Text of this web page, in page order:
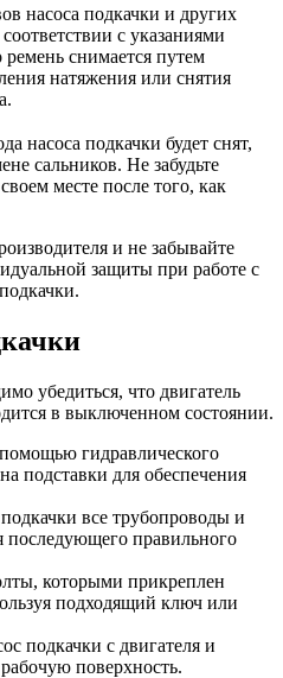
насоса подкачки и других
с указаниями
снимается путем
натяжения или снятия
насоса подкачки будет снят,
сальников. Не забудьте
месте после того, как
и не забывайте
защиты при работе с
убедиться, что двигатель
в выключенном состоянии.
гидравлического
подставки для обеспечения
все трубопроводы и
последующего правильного
которыми прикреплен
подходящий ключ или
подкачки с двигателя и
поверхность.